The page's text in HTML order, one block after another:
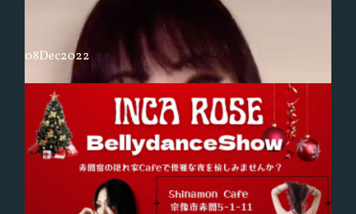
明日はクリスマスレストランショー
12月もあっという間に半ば‼️最近時間の流れがどんどん早くなっている
ような感じがして追いかけられてる気分です😅早いもので今年も残り2
週間ですね💦
08Dec2022